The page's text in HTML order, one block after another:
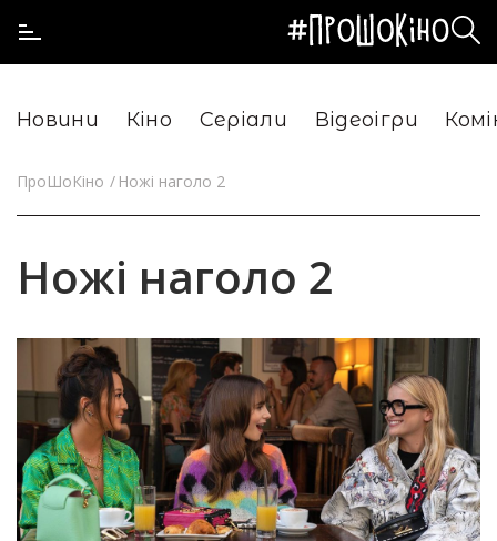
Новини Кіно Серіали Відеоігри
ПроШоКіно Ножі наголо 2
Ножі наголо 2